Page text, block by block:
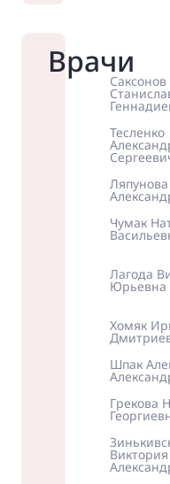
Врачи
Саксонов
Тесленко
Чумак
Лагода
Юрьевна
Хомяк
Шпак
Грекова
Виктория